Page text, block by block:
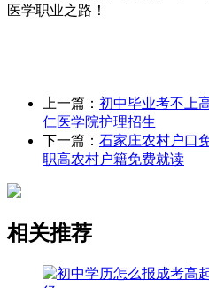
医学职业之路！
上一篇： 初中毕业考不上
仁医学院护理招生
下一篇： 石家庄农村户口
职高农村户籍免费就读
相关推荐